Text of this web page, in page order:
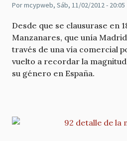
Pormcypweb, Sáb, 11/02/2012 - 20:05
Desde que se clausurase en
Manzanares, que unía
través de una vía comercial
vuelto a recordar la
su género en España.